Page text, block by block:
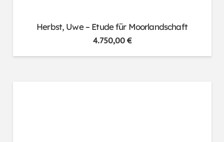
Herbst, Uwe – Etude für Moorlandschaft
4.750,00€